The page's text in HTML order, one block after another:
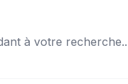
à votre